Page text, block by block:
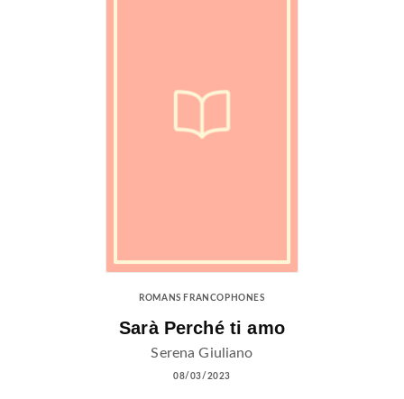
ROMANS FRANCOPHONES
Sarà Perché ti amo
Serena Giuliano
08/03/2023